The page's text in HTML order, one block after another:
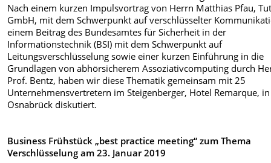
Nach einem kurzen Impulsvortrag von Herrn Matthias Pfau,
GmbH, mit dem Schwerpunkt auf verschlüsselter
einem Beitrag des Bundesamtes für Sicherheit in der
Informationstechnik (BSI) mit dem Schwerpunkt auf
Leitungsverschlüsselung sowie einer kurzen Einführung in die
Grundlagen von abhörsicherem Assoziativcomputing durch
Prof. Bentz, haben wir diese Thematik gemeinsam mit 25
Unternehmensvertretern im Steigenberger, Hotel Remarque, in
Osnabrück diskutiert.
Business Frühstück „best practice meeting“ zum Thema
Verschlüsselung am 23. Januar 2019